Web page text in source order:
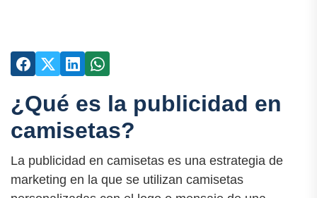
¿Qué es la publicidad en
camisetas?
La publicidad en camisetas es una estrategia de
marketing en la que se utilizan camisetas